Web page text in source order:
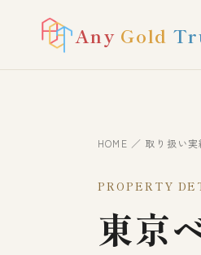
Any Gold
HOME ／ 取り扱い実
PROPERTY
東京